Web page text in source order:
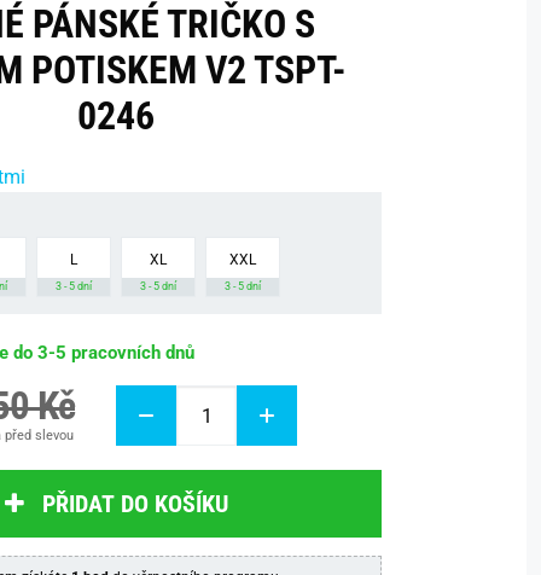
PÁNSKÉ TRIČKO S
POTISKEM V2 TSPT-
0246
L
3 - 5 dní
XL
3 - 5 dní
XXL
3 - 5 dní
do 3-5 pracovních dnů
Kč
před slevou
PŘIDAT DO KOŠÍKU